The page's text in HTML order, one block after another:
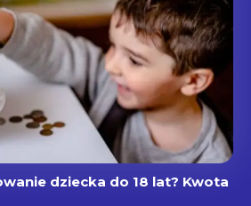
dziecka do 18 lat? Kwota